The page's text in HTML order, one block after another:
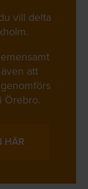
vill delta
att
Örebro.
HÄR